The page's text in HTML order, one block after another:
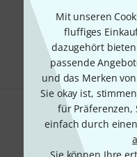
Mit unseren
fluffiges
dazugehört
passende
und das Merken
Sie okay ist,
für Präferenzen,
einfach durch
Gefällt
Teilen